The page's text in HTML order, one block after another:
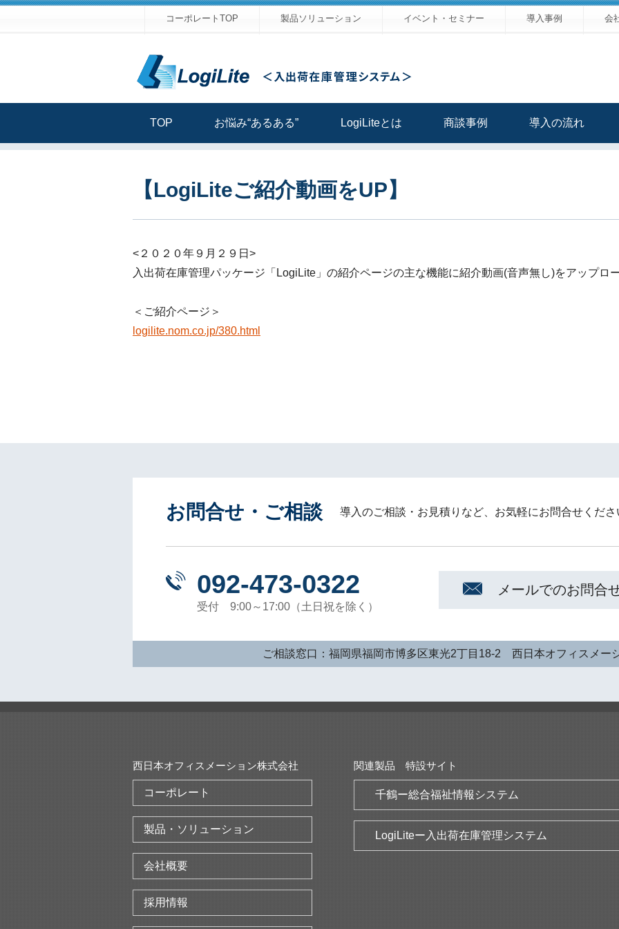
コーポレートTOP 製品ソリューション イベント・セミナー 導入事例 会
TOP お悩み“あるある” LogiLiteとは 商談事例 導入の流れ
【LogiLiteご紹介動画をUP】
<２０２０年９月２９日>
入出荷在庫管理パッケージ「LogiLite」の紹介ページの主な機能に紹介動画(音声無し)をアップロ
＜ご紹介ページ＞
logilite.nom.co.jp/380.html
お問合せ・ご相談 導入のご相談・お見積りなど、お気軽にお問合せくださ
092-473-0322
受付 9:00～17:00（土日祝を除く）
メールでのお問合
ご相談窓口：福岡県福岡市博多区東光2丁目18-2 西日本オフィスメー
西日本オフィスメーション株式会社
コーポレート
製品・ソリューション
会社概要
採用情報
関連製品 特設サイト
千鶴ー総合福祉情報システム
LogiLiteー入出荷在庫管理システム